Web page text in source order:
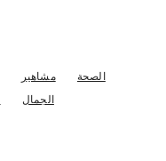
الصحة مشاهير
الجمال